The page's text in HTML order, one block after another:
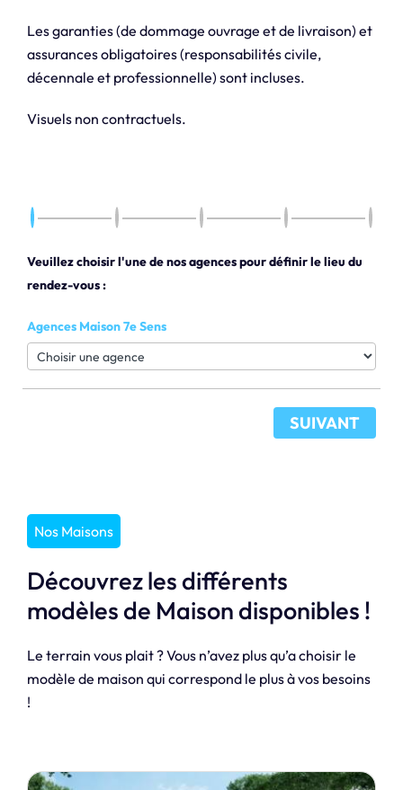
Les garanties (de dommage ouvrage et de livraison) et
assurances obligatoires (responsabilités civile,
décennale et professionnelle) sont incluses.
Visuels non contractuels.
Veuillez choisir l'une de nos agences pour définir le lieu du
rendez-vous :
Agences Maison 7e Sens
SUIVANT
Nos Maisons
Découvrez les différents
modèles de Maison disponibles !
Le terrain vous plait ? Vous n’avez plus qu’a choisir le
modèle de maison qui correspond le plus à vos besoins
!